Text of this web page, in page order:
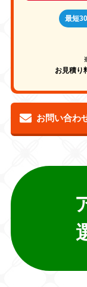
最短
お見積り
お問い合わ